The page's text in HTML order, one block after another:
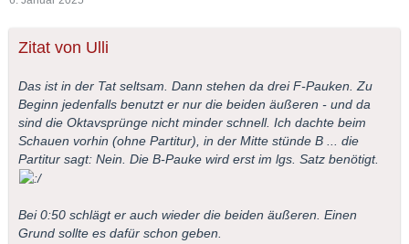
Zitat von Ulli
Das ist in der Tat seltsam. Dann stehen da drei F-Pauken. Zu
Beginn jedenfalls benutzt er nur die beiden äußeren - und da
sind die Oktavsprünge nicht minder schnell. Ich dachte beim
Schauen vorhin (ohne Partitur), in der Mitte stünde B ... die
Partitur sagt: Nein. Die B-Pauke wird erst im lgs. Satz benötigt.
Bei 0:50 schlägt er auch wieder die beiden äußeren. Einen
Grund sollte es dafür schon geben.